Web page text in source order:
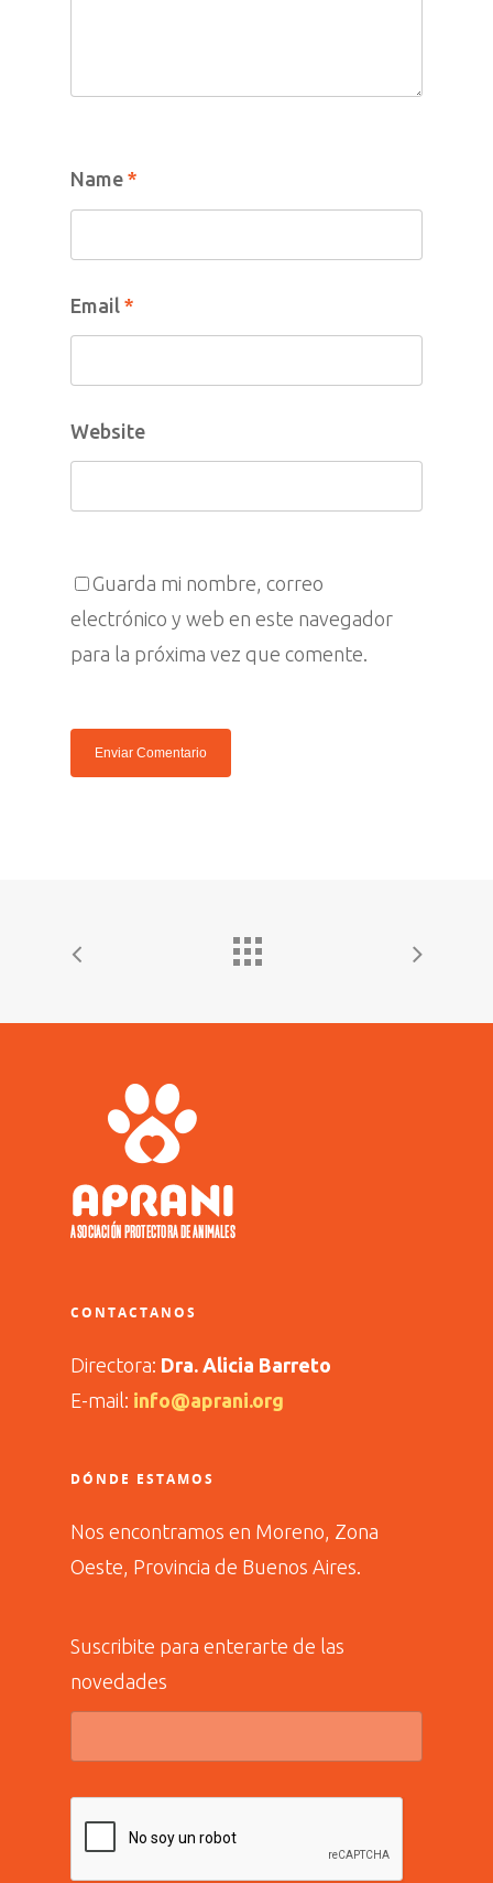
Name *
Email *
Website
Guarda mi nombre, correo
electrónico y web en este navegador
para la próxima vez que comente.
CONTACTANOS
Directora: Dra. Alicia Barreto
E-mail: info@aprani.org
DÓNDE ESTAMOS
Nos encontramos en Moreno, Zona
Oeste, Provincia de Buenos Aires.
Suscribite para enterarte de las
novedades
Home
Donar
Adoptar
Apadrinar
Amigos
Quiénes
Contacto